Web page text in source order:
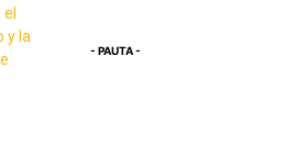
- PAUTA -